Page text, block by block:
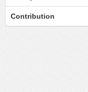
Contribution